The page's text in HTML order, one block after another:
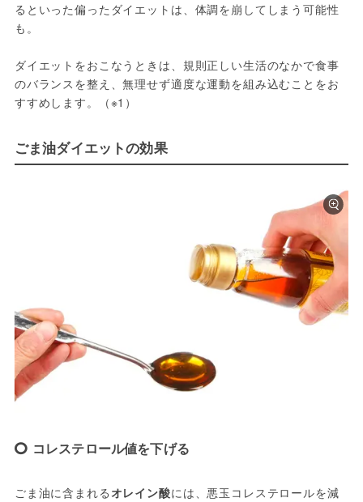
るといった偏ったダイエットは、体調を崩してしまう可能性
も。
ダイエットをおこなうときは、規則正しい生活のなかで食事
のバランスを整え、無理せず適度な運動を組み込むことをお
すすめします。（※1）
ごま油ダイエットの効果
コレステロール値を下げる
ごま油に含まれるオレイン酸には、悪玉コレステロールを減